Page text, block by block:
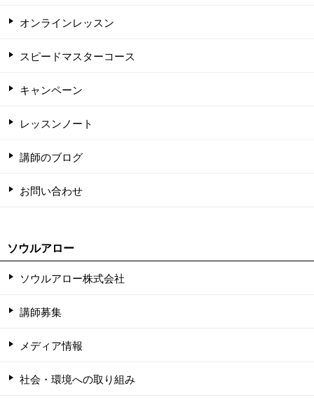
オンラインレッスン
スピードマスターコース
キャンペーン
レッスンノート
講師のブログ
お問い合わせ
ソウルアロー
ソウルアロー株式会社
講師募集
メディア情報
社会・環境への取り組み